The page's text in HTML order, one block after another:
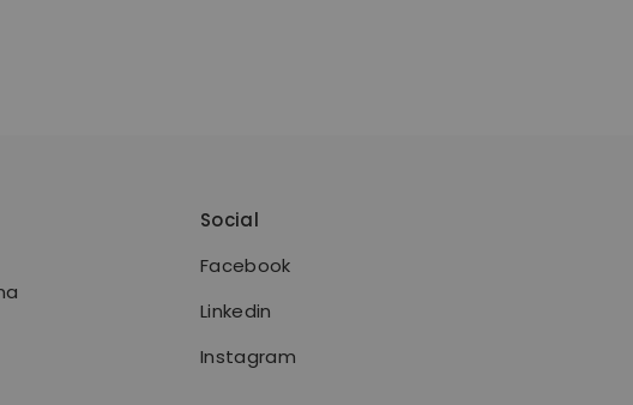
Social
Facebook
Linkedin
Instagram